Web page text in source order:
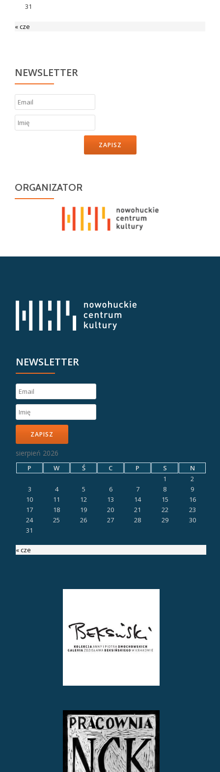
31
« cze
NEWSLETTER
ZAPISZ
ORGANIZATOR
NEWSLETTER
ZAPISZ
sierpień 2026
P W Ś C P S
N
1
2
3
4 5 6 7 8
9
10
11 12 13 14 15
16
17
18 19 20 21 22
23
24
25 26 27 28 29
30
31
« cze